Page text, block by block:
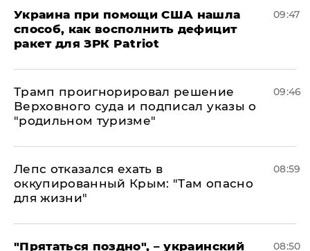
Украина при помощи США нашла
способ, как восполнить дефицит
ракет для ЗРК Patriot
09:47
Трамп проигнорировал решение
Верховного суда и подписал указы о
"родильном туризме"
09:46
Лепс отказался ехать в
оккупированный Крым: "Там опасно
для жизни"
08:59
"Прятаться поздно", – украинский
08:50